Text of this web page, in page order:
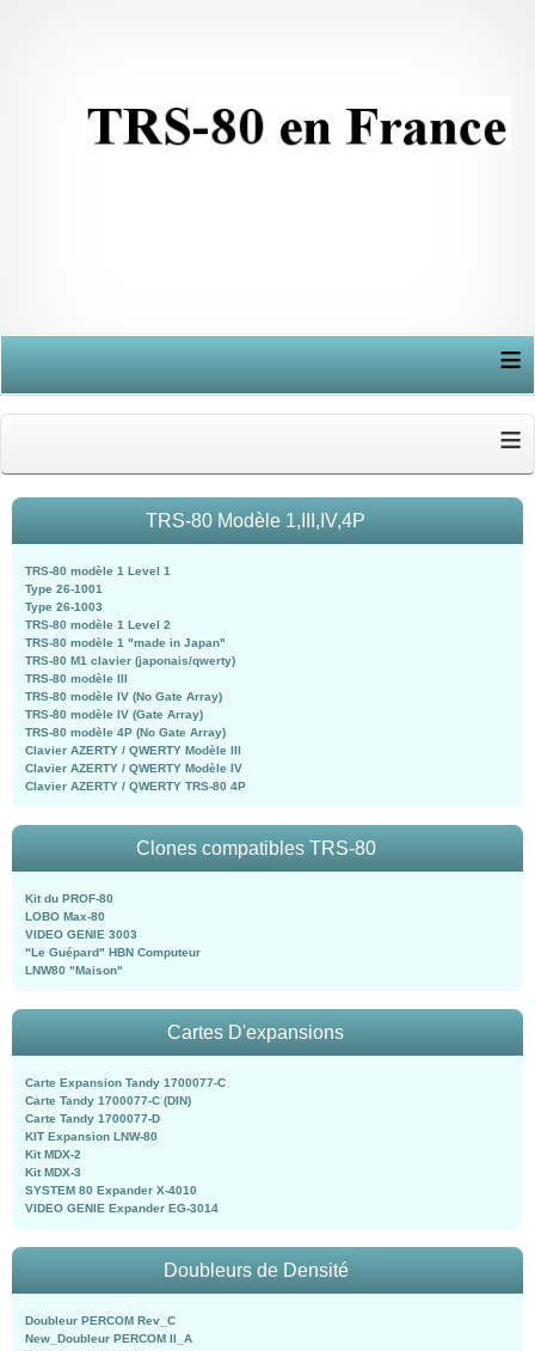
≡
≡
TRS-80 Modèle 1,III,IV,4P
TRS-80 modèle 1 Level 1
Type 26-1001
Type 26-1003
TRS-80 modèle 1 Level 2
TRS-80 modèle 1 "made in Japan"
TRS-80 M1 clavier (japonais/qwerty)
TRS-80 modèle III
TRS-80 modèle IV (No Gate Array)
TRS-80 modèle IV (Gate Array)
TRS-80 modèle 4P (No Gate Array)
Clavier AZERTY / QWERTY Modèle III
Clavier AZERTY / QWERTY Modèle IV
Clavier AZERTY / QWERTY TRS-80 4P
Clones compatibles TRS-80
Kit du PROF-80
LOBO Max-80
VIDEO GENIE 3003
"Le Guépard" HBN Computeur
LNW80 "Maison"
Cartes D'expansions
Carte Expansion Tandy 1700077-C
Carte Tandy 1700077-C (DIN)
Carte Tandy 1700077-D
KIT Expansion LNW-80
Kit MDX-2
Kit MDX-3
SYSTEM 80 Expander X-4010
VIDEO GENIE Expander EG-3014
Doubleurs de Densité
Doubleur PERCOM Rev_C
New_Doubleur PERCOM II_A